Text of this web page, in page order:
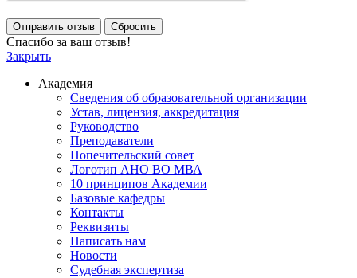
Отправить отзыв Сбросить
Спасибо за ваш отзыв!
Закрыть
Академия
Сведения об образовательной организации
Устав, лицензия, аккредитация
Руководство
Преподаватели
Попечительский совет
Логотип АНО ВО МВА
10 принципов Академии
Базовые кафедры
Контакты
Реквизиты
Написать нам
Новости
Судебная экспертиза